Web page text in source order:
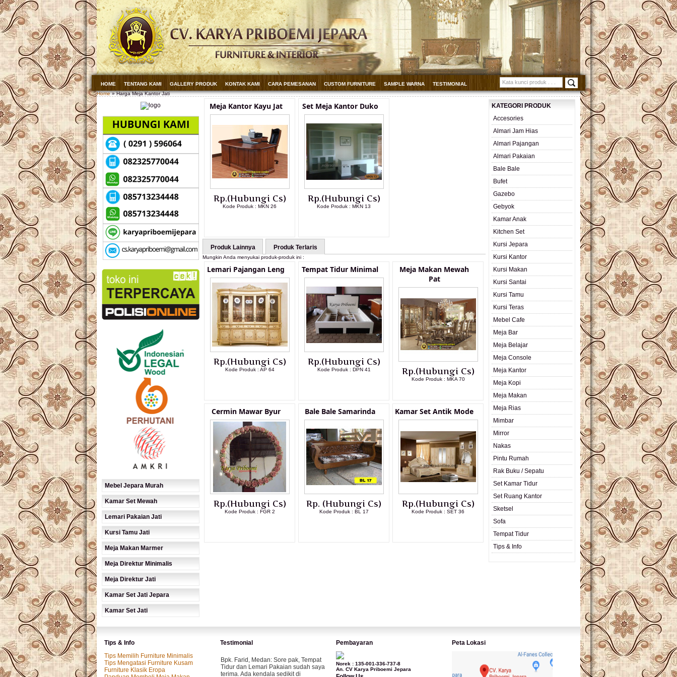
HOME TENTANG KAMI GALLERY PRODUK KONTAK KAMI CARA PEMESANAN CUSTOM FURNITURE SAMPLE WARNA
TESTIMONIAL
Home» Harga Meja Kantor Jati
Mebel Jepara Murah
Kamar Set Mewah
Lemari Pakaian Jati
Kursi Tamu Jati
Meja Makan Marmer
Meja Direktur Minimalis
Meja Direktur Jati
Kamar Set Jati Jepara
Kamar Set Jati
Meja Kantor Kayu Jat
Rp.(Hubungi Cs)
Kode Produk : MKN 26
Set Meja Kantor Duko
Rp.(Hubungi Cs)
Kode Produk : MKN 13
Produk Lainnya Produk Terlaris
Mungkin Anda menyukai produk-produk ini :
Lemari Pajangan Leng
Rp.(Hubungi Cs)
Kode Produk : AP 64
Tempat Tidur Minimal
Rp.(Hubungi Cs)
Kode Produk : DPN 41
Meja Makan Mewah
Pat
Rp.(Hubungi Cs)
Kode Produk : MKA 70
Cermin Mawar Byur
Rp.(Hubungi Cs)
Kode Produk : FGR 2
Bale Bale Samarinda
Rp. (Hubungi Cs)
Kode Produk : BL 17
Kamar Set Antik Mode
Rp.(Hubungi Cs)
Kode Produk : SET 36
KATEGORI PRODUK
Accesories
Almari Jam Hias
Almari Pajangan
Almari Pakaian
Bale Bale
Bufet
Gazebo
Gebyok
Kamar Anak
Kitchen Set
Kursi Jepara
Kursi Kantor
Kursi Makan
Kursi Santai
Kursi Tamu
Kursi Teras
Mebel Cafe
Meja Bar
Meja Belajar
Meja Console
Meja Kantor
Meja Kopi
Meja Makan
Meja Rias
Mimbar
Mirror
Nakas
Pintu Rumah
Rak Buku / Sepatu
Set Kamar Tidur
Set Ruang Kantor
Sketsel
Sofa
Tempat Tidur
Tips & Info
Tips & Info
Tips Memilih Furniture Minimalis
Tips Mengatasi Furniture Kusam
Furniture Klasik Eropa
Testimonial
Bpk. Farid, Medan: Sore pak, Tempat
Tidur dan Lemari Pakaian sudah saya
terima. Ada kendala sedikit di
Pembayaran
Norek : 135-001-336-737-8
An. CV Karya Priboemi Jepara
Peta Lokasi